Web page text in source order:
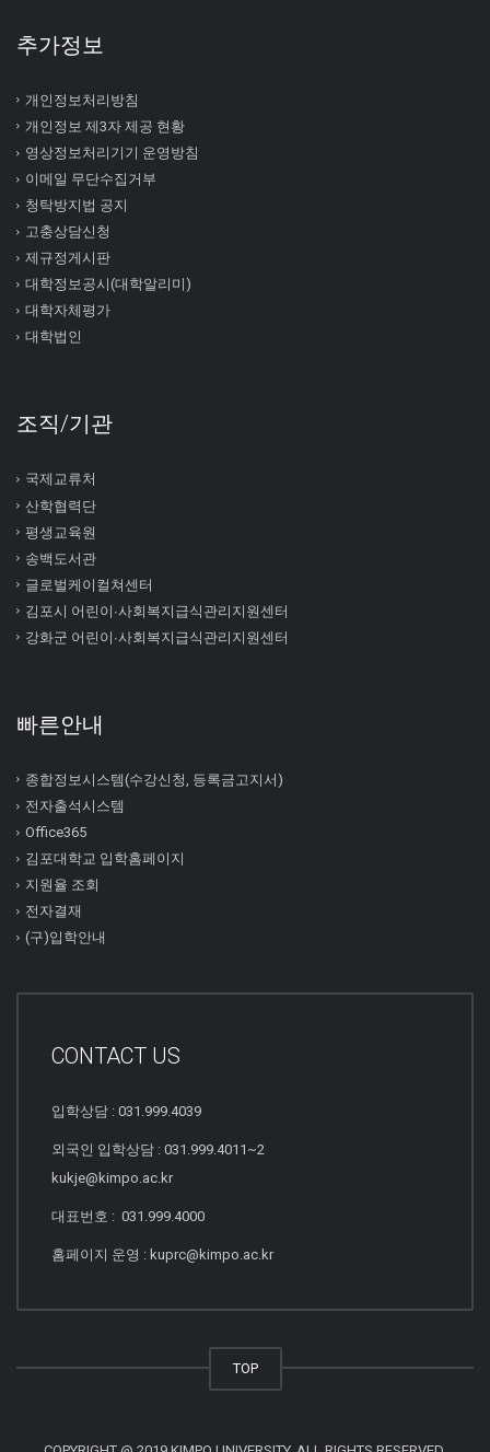
추가정보
개인정보처리방침
개인정보 제3자 제공 현황
영상정보처리기기 운영방침
이메일 무단수집거부
청탁방지법 공지
고충상담신청
제규정게시판
대학정보공시(대학알리미)
대학자체평가
대학법인
조직/기관
국제교류처
산학협력단
평생교육원
송백도서관
글로벌케이컬쳐센터
김포시 어린이∙사회복지급식관리지원센터
강화군 어린이∙사회복지급식관리지원센터
빠른안내
종합정보시스템(수강신청, 등록금고지서)
전자출석시스템
Office365
김포대학교 입학홈페이지
지원율 조회
전자결재
(구)입학안내
CONTACT US
입학상담 : 031.999.4039
외국인 입학상담 : 031.999.4011~2
kukje@kimpo.ac.kr
대표번호 : 031.999.4000
홈페이지 운영 : kuprc@kimpo.ac.kr
TOP